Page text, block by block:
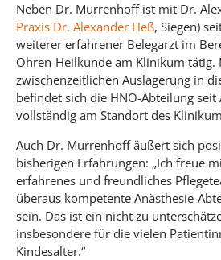
Neben Dr. Murrenhoff ist mit Dr.
Praxis Dr. Alexander Heß, Siegen)
weiterer erfahrener Belegarzt im
Ohren-Heilkunde am Klinikum tätig.
zwischenzeitlichen Auslagerung in
befindet sich die HNO-Abteilung
vollständig am Standort des
Auch Dr. Murrenhoff äußert sich
bisherigen Erfahrungen: „Ich freue
erfahrenes und freundliches
überaus kompetente Anästhesie-
sein. Das ist ein nicht zu
insbesondere für die vielen
Kindesalter.“